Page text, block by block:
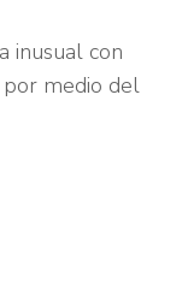
inusual con
medio del